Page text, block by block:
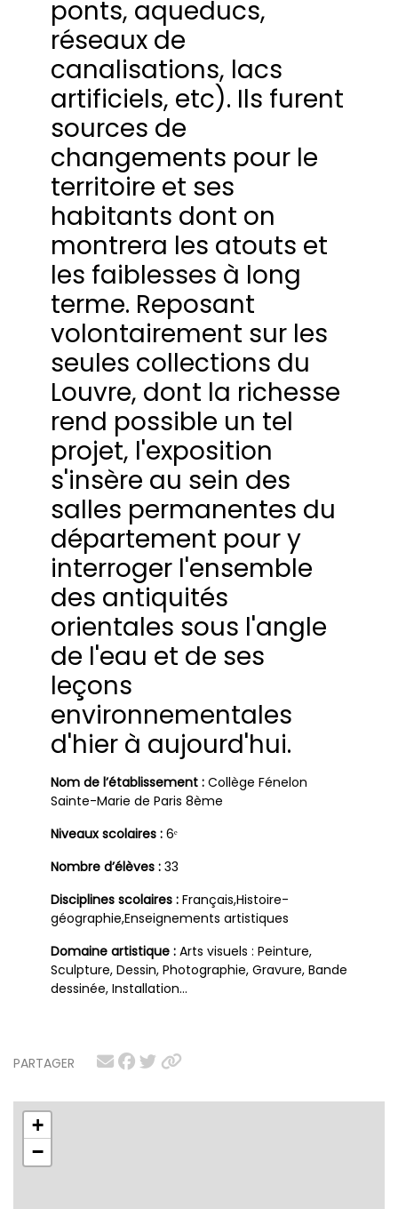
PARTAGER
+
−
ponts, aqueducs,
réseaux de
canalisations, lacs
artificiels, etc). Ils furent
sources de
changements pour le
territoire et ses
habitants dont on
montrera les atouts et
les faiblesses à long
terme. Reposant
volontairement sur les
seules collections du
Louvre, dont la richesse
rend possible un tel
projet, l'exposition
s'insère au sein des
salles permanentes du
département pour y
interroger l'ensemble
des antiquités
orientales sous l'angle
de l'eau et de ses
leçons
environnementales
d'hier à aujourd'hui.
Nom de l’établissement : Collège Fénelon
Sainte-Marie de Paris 8ème
Niveaux scolaires : 6ᵉ
Nombre d’élèves : 33
Disciplines scolaires : Français,Histoire-
géographie,Enseignements artistiques
Domaine artistique : Arts visuels : Peinture,
Sculpture, Dessin, Photographie, Gravure, Bande
dessinée, Installation…